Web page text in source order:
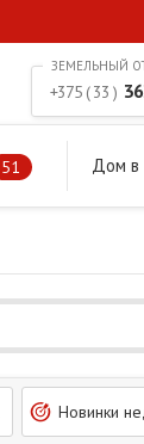
51 Дом в
+375 ( 33 )
Новинки